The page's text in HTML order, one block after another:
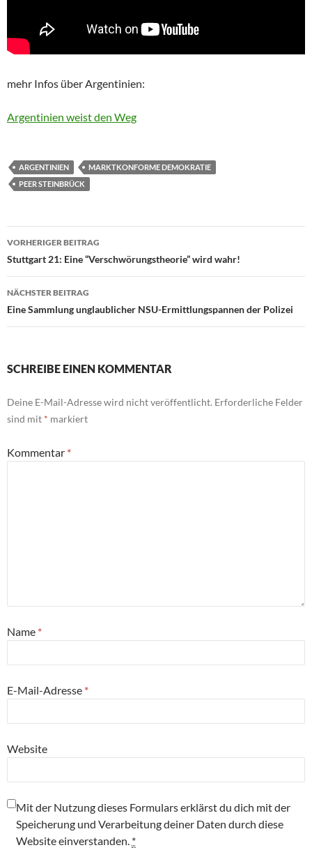
mehr Infos über Argentinien:
Argentinien weist den Weg
ARGENTINIEN
MARKTKONFORME DEMOKRATIE
PEER STEINBRÜCK
Beitragsnavigation
VORHERIGER BEITRAG
Stuttgart 21: Eine “Verschwörungstheorie” wird wahr!
NÄCHSTER BEITRAG
Eine Sammlung unglaublicher NSU-Ermittlungspannen der Polizei
SCHREIBE EINEN KOMMENTAR
Deine E-Mail-Adresse wird nicht veröffentlicht. Erforderliche Felder
sind mit * markiert
Kommentar *
Name *
E-Mail-Adresse *
Website
Mit der Nutzung dieses Formulars erklärst du dich mit der
Speicherung und Verarbeitung deiner Daten durch diese
Website einverstanden. *